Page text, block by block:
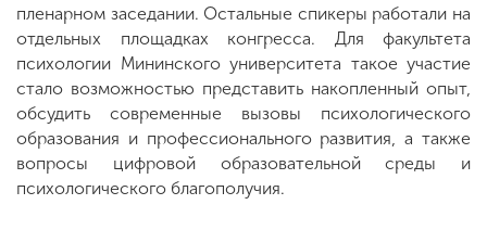
пленарном заседании. Остальные спикеры работали на
отдельных площадках конгресса. Для факультета
психологии Мининского университета такое участие
стало возможностью представить накопленный опыт,
обсудить современные вызовы психологического
образования и профессионального развития, а также
вопросы цифровой образовательной среды и
психологического благополучия.